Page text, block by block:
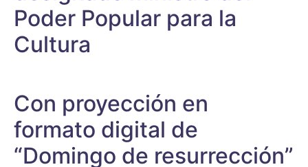
Poder Popular para la
Cultura
Con proyección en
formato digital de
“Domingo de resurrección”